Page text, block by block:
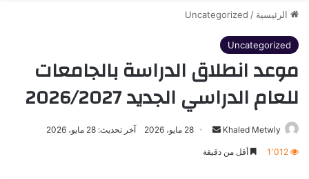
الرئيسية /
Uncategorized
Uncategorized
موعد انطلاق الدراسة بالجامعات
للعام الدراسي الجديد 2026/2027
Khaled Metwly
أرسل 28 مايو، 2026 آخر تحديث: 28 مايو، 2026
1٬012 أقل من دقيقة